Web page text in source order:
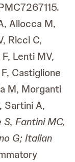
Allocca M,
Ricci C,
Lenti MV,
Castiglione
M, Morganti
Sartini A,
Fantini MC,
G; Italian